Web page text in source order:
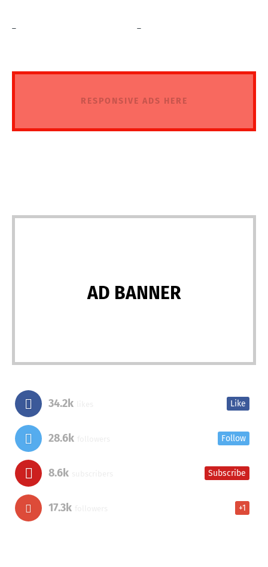
RESPONSIVE ADS HERE
AD BANNER
34.2k Like
28.6k Follow
8.6k Subscribe
17.3k +1